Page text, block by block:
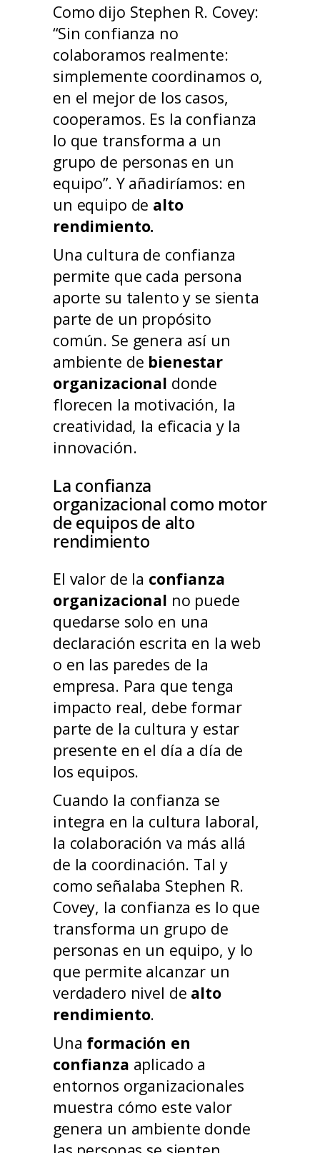
Como dijo Stephen R. Covey:
“Sin confianza no
colaboramos realmente:
simplemente coordinamos o,
en el mejor de los casos,
cooperamos. Es la confianza
lo que transforma a un
grupo de personas en un
equipo”. Y añadiríamos: en
un equipo de alto
rendimiento.
Una cultura de confianza
permite que cada persona
aporte su talento y se sienta
parte de un propósito
común. Se genera así un
ambiente de bienestar
organizacional donde
florecen la motivación, la
creatividad, la eficacia y la
innovación.
La confianza
organizacional como motor
de equipos de alto
rendimiento
El valor de la confianza
organizacional no puede
quedarse solo en una
declaración escrita en la web
o en las paredes de la
empresa. Para que tenga
impacto real, debe formar
parte de la cultura y estar
presente en el día a día de
los equipos.
Cuando la confianza se
integra en la cultura laboral,
la colaboración va más allá
de la coordinación. Tal y
como señalaba Stephen R.
Covey, la confianza es lo que
transforma un grupo de
personas en un equipo, y lo
que permite alcanzar un
verdadero nivel de alto
rendimiento.
Una formación en
confianza aplicado a
entornos organizacionales
muestra cómo este valor
genera un ambiente donde